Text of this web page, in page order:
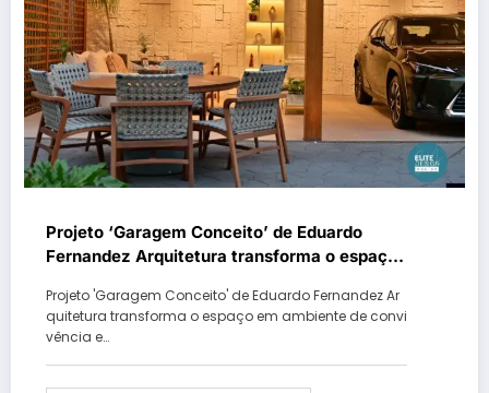
Projeto ‘Garagem Conceito’ de Eduardo
Fernandez Arquitetura transforma o espaço
Projeto 'Garagem Conceito' de Eduardo Fernandez Ar
quitetura transforma o espaço em ambiente de convi
vência e…